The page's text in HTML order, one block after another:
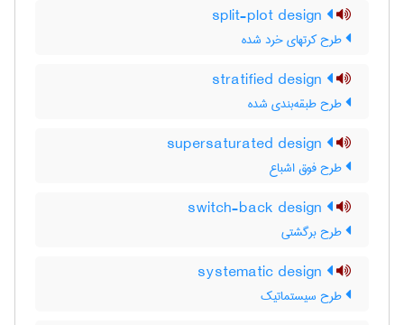
طرح کرتهای خرد شده
طرح طبقه‌بندی شده
طرح فوق اشباع
طرح برگشتی
طرح سیستماتیک